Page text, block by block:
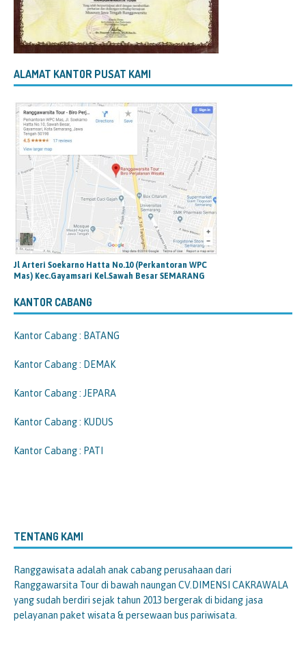
ALAMAT KANTOR PUSAT KAMI
Jl Arteri Soekarno Hatta No.10 (Perkantoran WPC
Mas) Kec.Gayamsari Kel.Sawah Besar SEMARANG
KANTOR CABANG
Kantor Cabang : BATANG
Kantor Cabang : DEMAK
Kantor Cabang : JEPARA
Kantor Cabang : KUDUS
Kantor Cabang : PATI
TENTANG KAMI
Ranggawisata adalah anak cabang perusahaan dari
Ranggawarsita Tour di bawah naungan CV.DIMENSI CAKRAWALA
yang sudah berdiri sejak tahun 2013 bergerak di bidang jasa
pelayanan paket wisata & persewaan bus pariwisata.